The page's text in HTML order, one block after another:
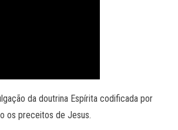
da doutrina Espírita codificada por
os preceitos de Jesus.